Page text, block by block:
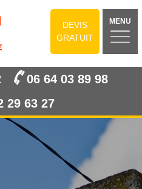
DEVIS
GRATUIT
MENU
06 64 03 89 98
29 63 27